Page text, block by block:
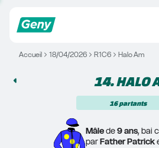
Accueil 18/04/2026 R1C6 Halo Am
14. HALO
16 partants
Mâle de 9 ans, bai
par Father Patrick